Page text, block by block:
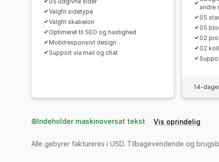
Valgfri sidetype
Valgfri skabelon
Optimeret til SEO og hastighed
Mobilresponsivt design
Support via mail og chat
andre
05
05
02
02
14-
Indeholder maskinoversat tekst Vis oprindelig
Alle gebyrer faktureres i USD. Tilbagevendende og